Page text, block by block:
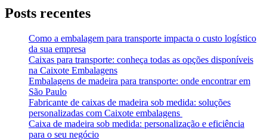
Posts recentes
Como a embalagem para transporte impacta o custo logístico
da sua empresa
Caixas para transporte: conheça todas as opções disponíveis
na Caixote Embalagens
Embalagens de madeira para transporte: onde encontrar em
São Paulo
Fabricante de caixas de madeira sob medida: soluções
personalizadas com Caixote embalagens
Caixa de madeira sob medida: personalização e eficiência
para o seu negócio